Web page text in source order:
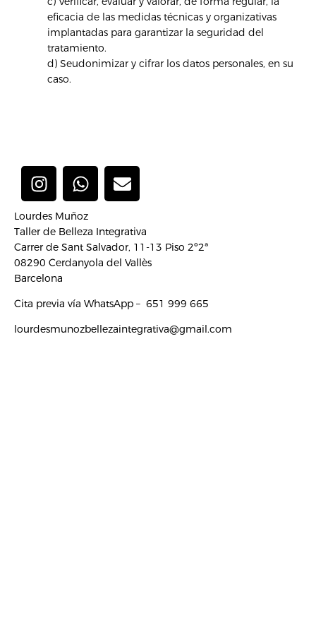
eficacia de las medidas técnicas y organizativas
implantadas para garantizar la seguridad del
tratamiento.
d) Seudonimizar y cifrar los datos personales, en su
caso.
I
n
s
t
a
g
r
a
m
W
h
a
t
s
a
p
E
n
e
l
o
e
Lourdes Muñoz
Taller de Belleza Integrativa
Carrer de Sant Salvador, 11-13 Piso 2º2ª
08290 Cerdanyola del Vallès
Barcelona
Cita previa vía WhatsApp – 651 999 665
lourdesmunozbellezaintegrativa@gmail.com